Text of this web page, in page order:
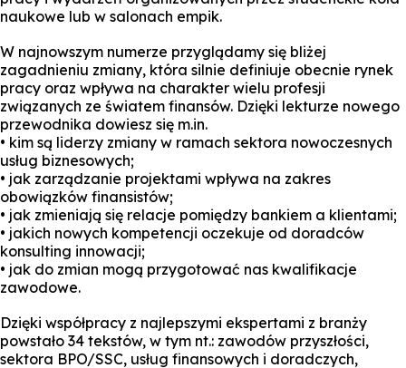
naukowe lub w salonach empik.
W najnowszym numerze przyglądamy się bliżej
zagadnieniu zmiany, która silnie definiuje obecnie rynek
pracy oraz wpływa na charakter wielu profesji
związanych ze światem finansów. Dzięki lekturze nowego
przewodnika dowiesz się m.in.
• kim są liderzy zmiany w ramach sektora nowoczesnych
usług biznesowych;
• jak zarządzanie projektami wpływa na zakres
obowiązków finansistów;
• jak zmieniają się relacje pomiędzy bankiem a klientami;
• jakich nowych kompetencji oczekuje od doradców
konsulting innowacji;
• jak do zmian mogą przygotować nas kwalifikacje
zawodowe.
Dzięki współpracy z najlepszymi ekspertami z branży
powstało 34 tekstów, w tym nt.: zawodów przyszłości,
sektora BPO/SSC, usług finansowych i doradczych,